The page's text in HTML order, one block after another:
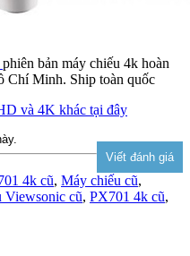
phiên bản máy chiếu 4k hoàn
Chí Minh. Ship toàn quốc
và 4K khác tại đây
4k cũ, Máy chiếu cũ,
Viewsonic cũ, PX701 4k cũ,